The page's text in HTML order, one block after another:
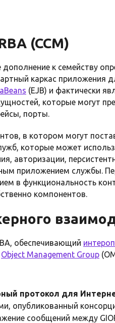
(CCM)
к семейству
каркас приложения
(EJB) и фактически
которые могут
порты.
в котором могут
которые может
авторизации,
приложением службы.
в функциональность
компонентов.
обеспечивающий
Object Management Group
протокол для
опубликованный
сообщений между